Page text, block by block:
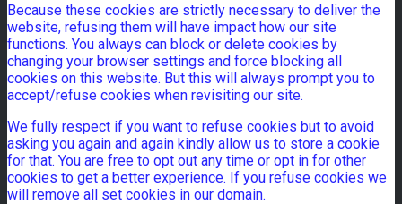
Because these cookies are strictly necessary to deliver the
website, refusing them will have impact how our site
functions. You always can block or delete cookies by
changing your browser settings and force blocking all
cookies on this website. But this will always prompt you to
accept/refuse cookies when revisiting our site.
We fully respect if you want to refuse cookies but to avoid
asking you again and again kindly allow us to store a cookie
for that. You are free to opt out any time or opt in for other
cookies to get a better experience. If you refuse cookies we
will remove all set cookies in our domain.